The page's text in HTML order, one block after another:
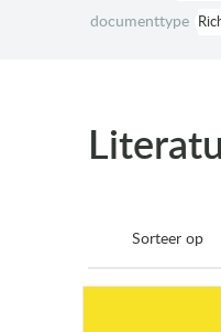
documenttype
Sorteer op